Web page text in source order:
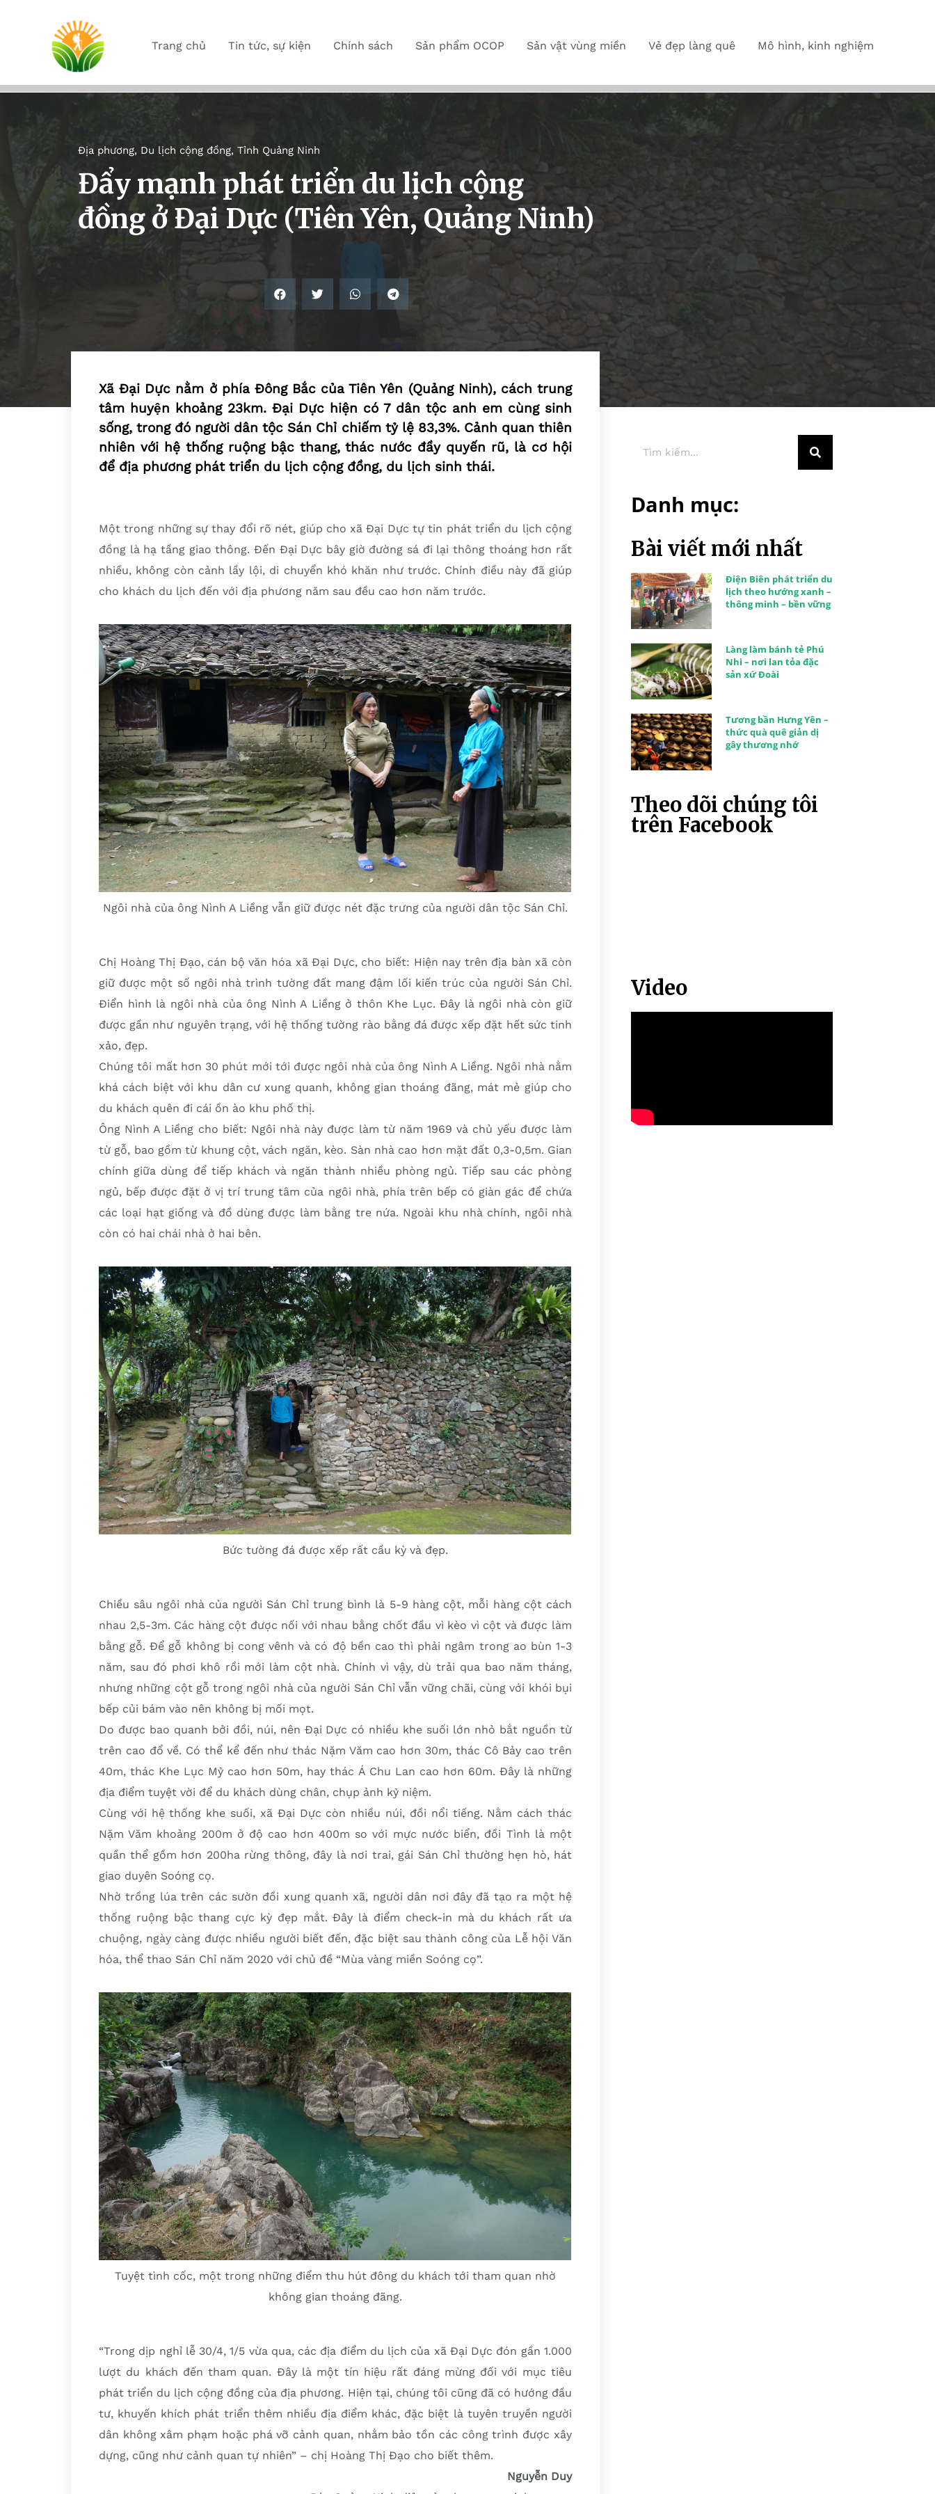
Trang chủ Tin tức, sự kiện Chính sách Sản phẩm OCOP Sản vật vùng miền Vẻ đẹp làng quê Mô hình, kinh nghiệm
Địa phương, Du lịch cộng đồng, Tỉnh Quảng Ninh
Đẩy mạnh phát triển du lịch cộng
đồng ở Đại Dực (Tiên Yên, Quảng Ninh)
Xã Đại Dực nằm ở phía Đông Bắc của Tiên Yên (Quảng Ninh), cách trung
tâm huyện khoảng 23km. Đại Dực hiện có 7 dân tộc anh em cùng sinh
sống, trong đó người dân tộc Sán Chỉ chiếm tỷ lệ 83,3%. Cảnh quan thiên
nhiên với hệ thống ruộng bậc thang, thác nước đầy quyến rũ, là cơ hội
để địa phương phát triển du lịch cộng đồng, du lịch sinh thái.
Một trong những sự thay đổi rõ nét, giúp cho xã Đại Dực tự tin phát triển du lịch cộng
đồng là hạ tầng giao thông. Đến Đại Dực bây giờ đường sá đi lại thông thoáng hơn rất
nhiều, không còn cảnh lầy lội, di chuyển khó khăn như trước. Chính điều này đã giúp
cho khách du lịch đến với địa phương năm sau đều cao hơn năm trước.
Ngôi nhà của ông Nình A Liềng vẫn giữ được nét đặc trưng của người dân tộc Sán Chỉ.
Chị Hoàng Thị Đạo, cán bộ văn hóa xã Đại Dực, cho biết: Hiện nay trên địa bàn xã còn
giữ được một số ngôi nhà trình tường đất mang đậm lối kiến trúc của người Sán Chỉ.
Điển hình là ngôi nhà của ông Nình A Liềng ở thôn Khe Lục. Đây là ngôi nhà còn giữ
được gần như nguyên trạng, với hệ thống tường rào bằng đá được xếp đặt hết sức tinh
xảo, đẹp.
Chúng tôi mất hơn 30 phút mới tới được ngôi nhà của ông Nình A Liềng. Ngôi nhà nằm
khá cách biệt với khu dân cư xung quanh, không gian thoáng đãng, mát mẻ giúp cho
du khách quên đi cái ồn ào khu phố thị.
Ông Nình A Liềng cho biết: Ngôi nhà này được làm từ năm 1969 và chủ yếu được làm
từ gỗ, bao gồm từ khung cột, vách ngăn, kèo. Sàn nhà cao hơn mặt đất 0,3-0,5m. Gian
chính giữa dùng để tiếp khách và ngăn thành nhiều phòng ngủ. Tiếp sau các phòng
ngủ, bếp được đặt ở vị trí trung tâm của ngôi nhà, phía trên bếp có giàn gác để chứa
các loại hạt giống và đồ dùng được làm bằng tre nứa. Ngoài khu nhà chính, ngôi nhà
còn có hai chái nhà ở hai bên.
Bức tường đá được xếp rất cầu kỳ và đẹp.
Chiều sâu ngôi nhà của người Sán Chỉ trung bình là 5-9 hàng cột, mỗi hàng cột cách
nhau 2,5-3m. Các hàng cột được nối với nhau bằng chốt đầu vì kèo vì cột và được làm
bằng gỗ. Để gỗ không bị cong vênh và có độ bền cao thì phải ngâm trong ao bùn 1-3
năm, sau đó phơi khô rồi mới làm cột nhà. Chính vì vậy, dù trải qua bao năm tháng,
nhưng những cột gỗ trong ngôi nhà của người Sán Chỉ vẫn vững chãi, cùng với khói bụi
bếp củi bám vào nên không bị mối mọt.
Do được bao quanh bởi đồi, núi, nên Đại Dực có nhiều khe suối lớn nhỏ bắt nguồn từ
trên cao đổ về. Có thể kể đến như thác Nặm Văm cao hơn 30m, thác Cô Bảy cao trên
40m, thác Khe Lục Mỷ cao hơn 50m, hay thác Á Chu Lan cao hơn 60m. Đây là những
địa điểm tuyệt vời để du khách dùng chân, chụp ảnh kỷ niệm.
Cùng với hệ thống khe suối, xã Đại Dực còn nhiều núi, đồi nổi tiếng. Nằm cách thác
Nặm Văm khoảng 200m ở độ cao hơn 400m so với mực nước biển, đồi Tình là một
quần thể gồm hơn 200ha rừng thông, đây là nơi trai, gái Sán Chỉ thường hẹn hò, hát
giao duyên Soóng cọ.
Nhờ trồng lúa trên các sườn đồi xung quanh xã, người dân nơi đây đã tạo ra một hệ
thống ruộng bậc thang cực kỳ đẹp mắt. Đây là điểm check-in mà du khách rất ưa
chuộng, ngày càng được nhiều người biết đến, đặc biệt sau thành công của Lễ hội Văn
hóa, thể thao Sán Chỉ năm 2020 với chủ đề “Mùa vàng miền Soóng cọ”.
Tuyệt tình cốc, một trong những điểm thu hút đông du khách tới tham quan nhờ
không gian thoáng đãng.
“Trong dịp nghỉ lễ 30/4, 1/5 vừa qua, các địa điểm du lịch của xã Đại Dực đón gần 1.000
lượt du khách đến tham quan. Đây là một tín hiệu rất đáng mừng đối với mục tiêu
phát triển du lịch cộng đồng của địa phương. Hiện tại, chúng tôi cũng đã có hướng đầu
tư, khuyến khích phát triển thêm nhiều địa điểm khác, đặc biệt là tuyên truyền người
dân không xâm phạm hoặc phá vỡ cảnh quan, nhằm bảo tồn các công trình được xây
dựng, cũng như cảnh quan tự nhiên” – chị Hoàng Thị Đạo cho biết thêm.
Nguyễn Duy
Danh mục:
Bài viết mới nhất
Điện Biên phát triển du
lịch theo hướng xanh –
thông minh – bền vững
Làng làm bánh tẻ Phú
Nhi – nơi lan tỏa đặc
sản xứ Đoài
Tương bần Hưng Yên –
thức quà quê giản dị
gây thương nhớ
Theo dõi chúng tôi
trên Facebook
Video